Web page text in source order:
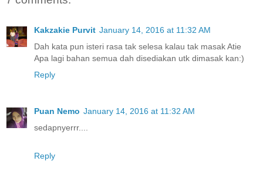
Kakzakie Purvit January 14, 2016 at 11:32 AM
Dah kata pun isteri rasa tak selesa kalau tak masak Atie
Apa lagi bahan semua dah disediakan utk dimasak kan:)
Reply
Puan Nemo January 14, 2016 at 11:32 AM
sedapnyerrr....
Reply